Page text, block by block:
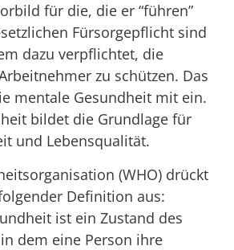
für die, die er “führen”
Fürsorgepflicht sind
dazu verpflichtet, die
zu schützen. Das
mentale Gesundheit mit ein.
bildet die Grundlage für
und Lebensqualität.
(WHO) drückt
Definition aus:
ist ein Zustand des
dem eine Person ihre